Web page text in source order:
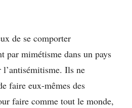
de se comporter
par mimétisme dans un pays
l’antisémitisme. Ils ne
faire eux-mêmes des
faire comme tout le monde,